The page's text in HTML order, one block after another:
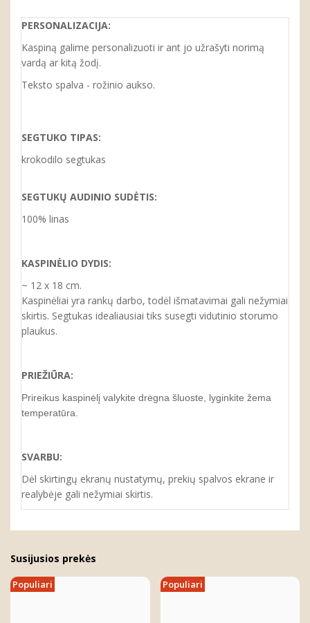
PERSONALIZACIJA:
Kaspiną galime personalizuoti ir ant jo užrašyti norimą
vardą ar kitą žodį.
Teksto spalva - rožinio aukso.
SEGTUKO TIPAS:
krokodilo segtukas
SEGTUKŲ AUDINIO SUDĖTIS:
100% linas
KASPINĖLIO DYDIS:
~ 12 x 18 cm.
Kaspinėliai yra rankų darbo, todėl išmatavimai gali nežymiai
skirtis. Segtukas idealiausiai tiks susegti vidutinio storumo
plaukus.
PRIEŽIŪRA:
Prireikus kaspinėlį valykite drėgna šluoste, lyginkite žema
temperatūra.
SVARBU:
Dėl skirtingų ekranų nustatymų, prekių spalvos ekrane ir
realybėje gali nežymiai skirtis.
Susijusios prekės
Populiari Populiari